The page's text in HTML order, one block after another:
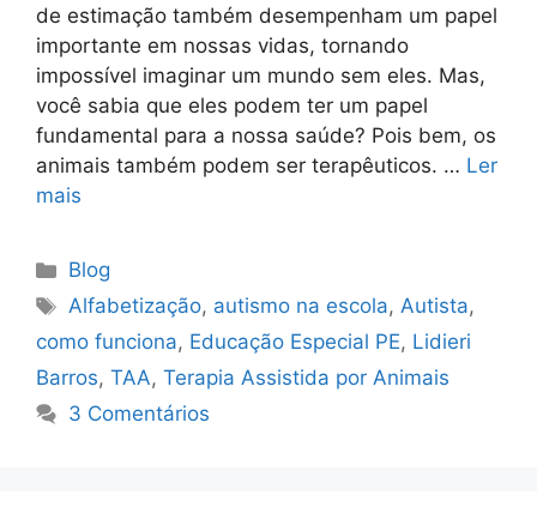
de estimação também desempenham um papel
importante em nossas vidas, tornando
impossível imaginar um mundo sem eles. Mas,
você sabia que eles podem ter um papel
fundamental para a nossa saúde? Pois bem, os
animais também podem ser terapêuticos. … Ler
mais
Blog
Alfabetização, autismo na escola,Autista,
como funciona, Educação Especial PE, Lidieri
Barros, TAA, Terapia Assistida por Animais
3 Comentários